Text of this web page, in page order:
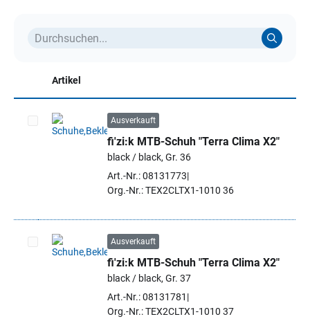
Artikel
Artikel auswählen
Ausverkauft
fi'zi:k MTB-Schuh "Terra Clima X2"
black / black, Gr. 36
Art.-Nr.: 08131773
Org.-Nr.: TEX2CLTX1-1010 36
Artikel auswählen
Ausverkauft
fi'zi:k MTB-Schuh "Terra Clima X2"
black / black, Gr. 37
Art.-Nr.: 08131781
Org.-Nr.: TEX2CLTX1-1010 37